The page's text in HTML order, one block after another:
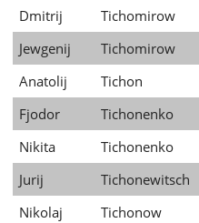
Dmitrij
Tichomirow
Jewgenij
Tichomirow
Anatolij
Tichon
Fjodor
Tichonenko
Nikita
Tichonenko
Jurij
Tichonewitsch
Nikolaj
Tichonow